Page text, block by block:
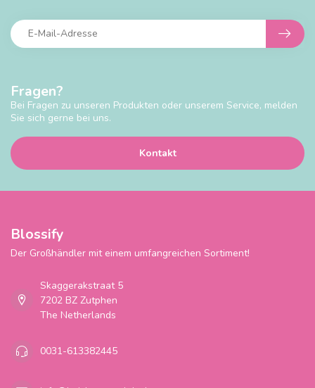
Fragen?
Bei Fragen zu unseren Produkten oder unserem Service, melden
Sie sich gerne bei uns.
Kontakt
Blossify
Der Großhändler mit einem umfangreichen Sortiment!
Skaggerakstraat 5
7202 BZ Zutphen
The Netherlands
0031-613382445